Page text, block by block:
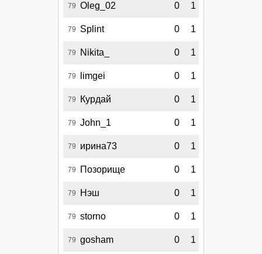
79 Oleg_02 0 1
79 Splint 0 1
79 Nikita_ 0 1
79 limgei 0 1
79 Курдай 0 1
79 John_1 0 1
79 ирина73 0 1
79 Позорище 0 1
79 Нэш 0 1
79 storno 0 1
79 gosham 0 1